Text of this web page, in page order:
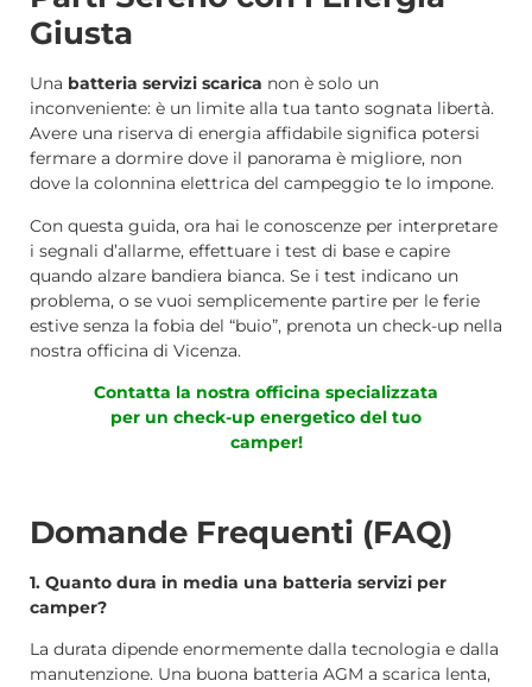
Giusta
Una batteria servizi scarica non è solo un
inconveniente: è un limite alla tua tanto sognata libertà.
Avere una riserva di energia affidabile significa potersi
fermare a dormire dove il panorama è migliore, non
dove la colonnina elettrica del campeggio te lo impone.
Con questa guida, ora hai le conoscenze per interpretare
i segnali d’allarme, effettuare i test di base e capire
quando alzare bandiera bianca. Se i test indicano un
problema, o se vuoi semplicemente partire per le ferie
estive senza la fobia del “buio”, prenota un check-up nella
nostra officina di Vicenza.
Contatta la nostra officina specializzata
per un check-up energetico del tuo
camper!
Domande Frequenti (FAQ)
1. Quanto dura in media una batteria servizi per
camper?
La durata dipende enormemente dalla tecnologia e dalla
manutenzione. Una buona batteria AGM a scarica lenta,